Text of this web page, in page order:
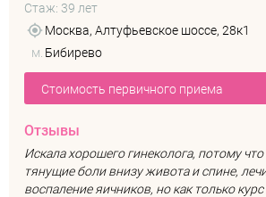
Стаж: 39 лет
Москва, Алтуфьевское шоссе, 28к1
м. Бибирево
Стоимость первичного приема
Отзывы
Искала хорошего гинеколога, потому
тянущие боли внизу живота и спине,
воспаление яичников, но как только курс